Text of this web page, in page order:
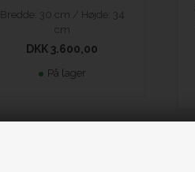
Bredde: 30 cm / Højde: 34
cm
DKK 3.600,00
På lager